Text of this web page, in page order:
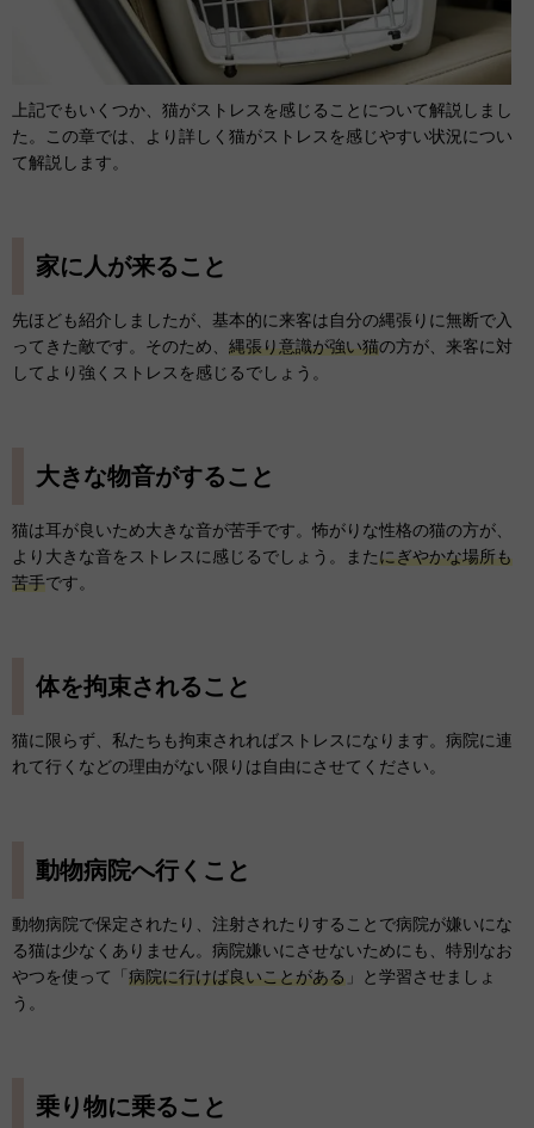
上記でもいくつか、猫がストレスを感じることについて解説しまし
た。この章では、より詳しく猫がストレスを感じやすい状況につい
て解説します。
家に人が来ること
先ほども紹介しましたが、基本的に来客は自分の縄張りに無断で入
ってきた敵です。そのため、 縄張り意識が強い猫の方が、来客に対
してより強くストレスを感じるでしょう。
大きな物音がすること
猫は耳が良いため大きな音が苦手です。怖がりな性格の猫の方が、
より大きな音をストレスに感じるでしょう。またにぎやかな場所も
苦手です。
体を拘束されること
猫に限らず、私たちも拘束されればストレスになります。病院に連
れて行くなどの理由がない限りは自由にさせてください。
動物病院へ行くこと
動物病院で保定されたり、注射されたりすることで病院が嫌いにな
る猫は少なくありません。病院嫌いにさせないためにも、特別なお
やつを使って「 病院に行けば良いことがある 」と学習させましょ
う。
乗り物に乗ること